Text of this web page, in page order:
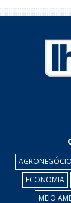
AGRONEGÓCIO
ECONOMIA
MEIO